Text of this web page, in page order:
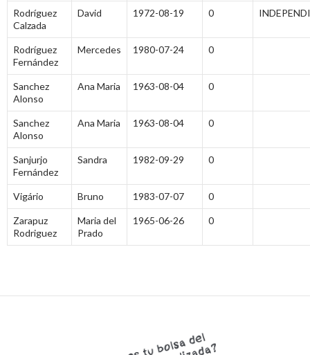
Rodríguez
Calzada
David 1972-08-19 0
Rodríguez
Fernández
Mercedes 1980-07-24 0
Sanchez
Alonso
Ana Maria 1963-08-04 0
Sanchez
Alonso
Ana Maria 1963-08-04 0
Sanjurjo
Fernández
Sandra 1982-09-29 0
Vigário Bruno 1983-07-07 0
Zarapuz
Rodriguez
Maria del
Prado
1965-06-26 0